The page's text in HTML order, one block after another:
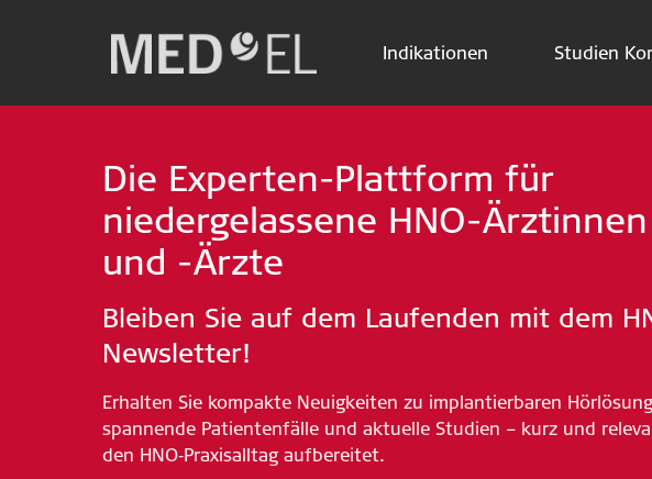
Indikationen Studien
Die Experten-Plattform für
niedergelassene HNO-Ärztinnen
und -Ärzte
Bleiben Sie auf dem Laufenden mit dem
Newsletter!
Erhalten Sie kompakte Neuigkeiten zu implantierbaren
spannende Patientenfälle und aktuelle Studien – kurz und
den HNO‑Praxisalltag aufbereitet.